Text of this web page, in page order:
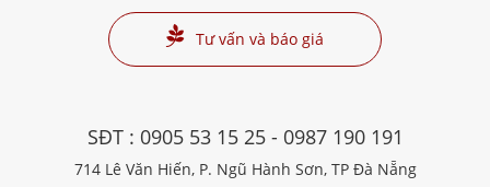
Tư vấn và báo giá
SĐT : 0905 53 15 25- 0987 190 191
714 Lê Văn Hiến, P. Ngũ Hành Sơn, TP Đà Nẵng